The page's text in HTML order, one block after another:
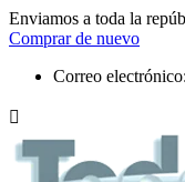
Enviamos a toda la
Comprar de nuevo
Correo electrónico:
